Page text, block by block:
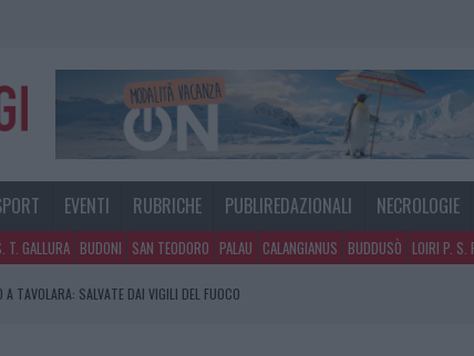
EVENTI RUBRICHE PUBLIREDAZIONALI NECROLOGIE
T. GALLURA BUDONI SAN TEODORO PALAU CALANGIANUS BUDDUSÒ LOIRI P. S.
TAVOLARA: SALVATE DAI VIGILI DEL FUOCO